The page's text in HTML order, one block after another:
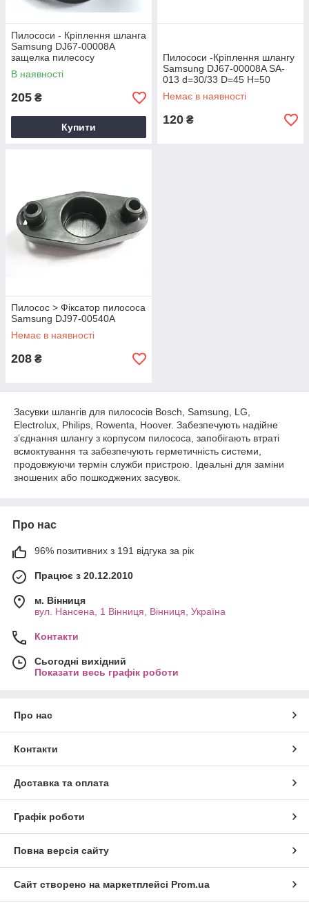
Пилососи - Кріплення шланга
Samsung DJ67-00008A
защелка пилесосу
В наявності
205 ₴
Купити
Пилососи -Кріплення шлангу
Samsung DJ67-00008A SA-
013 d=30/33 D=45 H=50
Немає в наявності
120 ₴
Пилосос > Фіксатор пилососа
Samsung DJ97-00540A
Немає в наявності
208 ₴
Засувки шлангів для пилососів Bosch, Samsung, LG,
Electrolux, Philips, Rowenta, Hoover. Забезпечують надійне
з’єднання шлангу з корпусом пилососа, запобігають втраті
всмоктування та забезпечують герметичність системи,
продовжуючи термін служби пристрою. Ідеальні для заміни
зношених або пошкоджених засувок.
Про нас
96% позитивних з 191 відгука за рік
Працює з 20.12.2010
м. Вінниця
вул. Нансена, 1 Вінниця, Вінниця, Україна
Контакти
Сьогодні вихідний
Показати весь графік роботи
Про нас
Контакти
Доставка та оплата
Графік роботи
Повна версія сайту
Сайт створено на маркетплейсі Prom.ua